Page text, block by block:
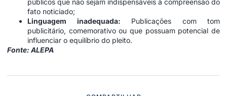
públicos que não sejam indispensáveis à compreensão do
fato noticiado;
Linguagem inadequada: Publicações com tom
publicitário, comemorativo ou que possuam potencial de
influenciar o equilíbrio do pleito.
Fonte: ALEPA